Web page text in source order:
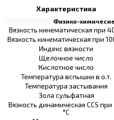
Характеристика
Физико-
Вязкость кинематическая при
Вязкость кинематическая при
Индекс вязкости
Щелочное число
Кислотное число
Температура вспышки в о.т.
Температура застывания
Зола сульфатная
Вязкость динамическая CCS при
°С